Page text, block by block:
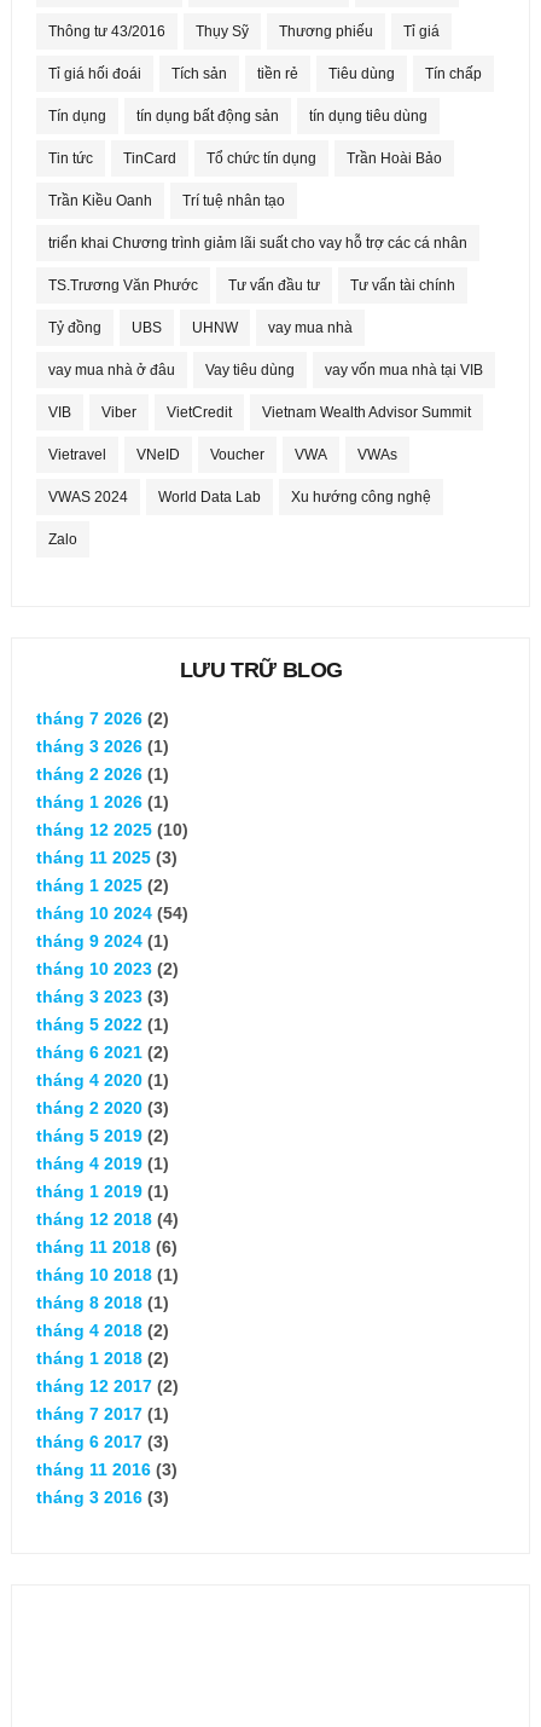
Thông tư 43/2016 Thụy Sỹ Thương phiếu Tỉ giá
Tỉ giá hối đoái Tích sản tiền rẻ Tiêu dùng Tín chấp
Tín dụng tín dụng bất động sản tín dụng tiêu dùng
Tin tức TinCard Tổ chức tín dụng Trần Hoài Bảo
Trần Kiều Oanh Trí tuệ nhân tạo
triển khai Chương trình giảm lãi suất cho vay hỗ trợ các cá nhân
TS.Trương Văn Phước Tư vấn đầu tư Tư vấn tài chính
Tỷ đồng UBS UHNW vay mua nhà
vay mua nhà ở đâu Vay tiêu dùng vay vốn mua nhà tại VIB
VIB Viber VietCredit Vietnam Wealth Advisor Summit
Vietravel VNeID Voucher VWA VWAs
VWAS 2024 World Data Lab Xu hướng công nghệ
Zalo
LƯU TRỮ BLOG
tháng 7 2026(2)
tháng 3 2026(1)
tháng 2 2026(1)
tháng 1 2026(1)
tháng 12 2025(10)
tháng 11 2025(3)
tháng 1 2025(2)
tháng 10 2024(54)
tháng 9 2024(1)
tháng 10 2023(2)
tháng 3 2023(3)
tháng 5 2022(1)
tháng 6 2021(2)
tháng 4 2020(1)
tháng 2 2020(3)
tháng 5 2019(2)
tháng 4 2019(1)
tháng 1 2019(1)
tháng 12 2018(4)
tháng 11 2018(6)
tháng 10 2018(1)
tháng 8 2018(1)
tháng 4 2018(2)
tháng 1 2018(2)
tháng 12 2017(2)
tháng 7 2017(1)
tháng 6 2017(3)
tháng 11 2016(3)
tháng 3 2016(3)